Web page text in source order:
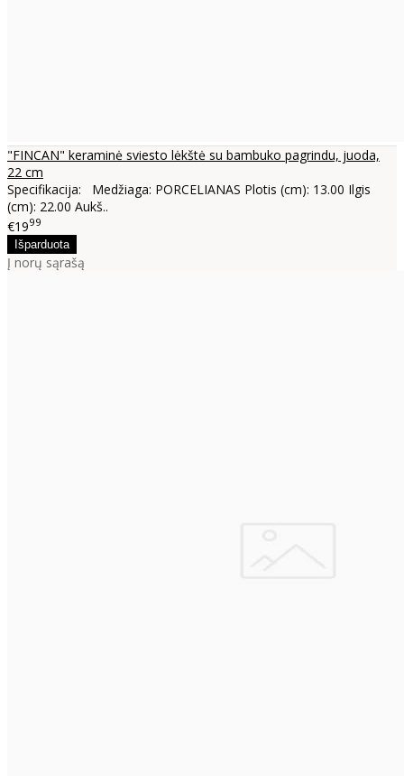
"FINCAN" keraminė sviesto lėkštė su bambuko pagrindu, juoda,
22 cm
Specifikacija: Medžiaga: PORCELIANAS Plotis (cm): 13.00 Ilgis
(cm): 22.00 Aukš..
€1999
Į norų sąrašą